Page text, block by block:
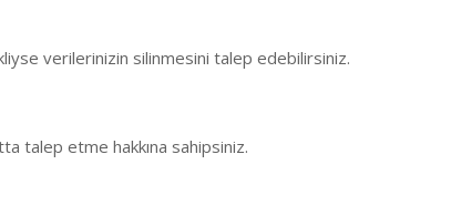
verilerinizin silinmesini talep edebilirsiniz.
talep etme hakkına sahipsiniz.